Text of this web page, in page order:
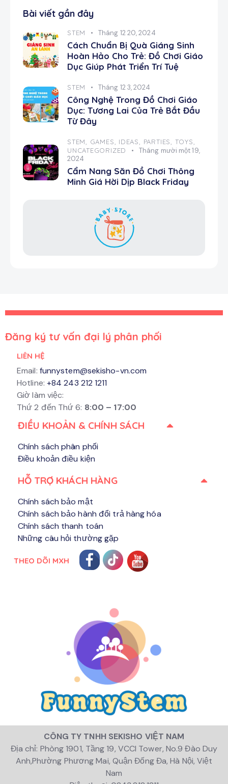
Bài viết gần đây
STEM Tháng 12 20, 2024
Cách Chuẩn Bị Quà Giáng Sinh
Hoàn Hảo Cho Trẻ: Đồ Chơi Giáo
Dục Giúp Phát Triển Trí Tuệ
STEM Tháng 12 3, 2024
Công Nghệ Trong Đồ Chơi Giáo
Dục: Tương Lai Của Trẻ Bắt Đầu
Từ Đây
STEM, GAMES, IDEAS, PARTIES, TOYS,
UNCATEGORIZED
Tháng mười một 19,
2024
Cẩm Nang Săn Đồ Chơi Thông
Minh Giá Hời Dịp Black Friday
Đăng ký tư vấn đại lý phân phối
LIÊN HỆ
Email: funnystem@sekisho-vn.com
Hotline: +84 243 212 1211
Giờ làm việc:
Thứ 2 đến Thứ 6: 8:00 – 17:00
ĐIỀU KHOẢN & CHÍNH SÁCH
Chính sách phân phối
Điều khoản điều kiện
HỖ TRỢ KHÁCH HÀNG​
Chính sách bảo mật
Chính sách bảo hành đổi trả hàng hóa
Chính sách thanh toán
Những câu hỏi thường gặp
THEO DÕI MXH
CÔNG TY TNHH SEKISHO VIỆT NAM
Địa chỉ: Phòng 1901, Tầng 19, VCCI Tower, No.9 Đào Duy
Anh,Phường Phương Mai, Quận Đống Đa, Hà Nội, Việt
Nam